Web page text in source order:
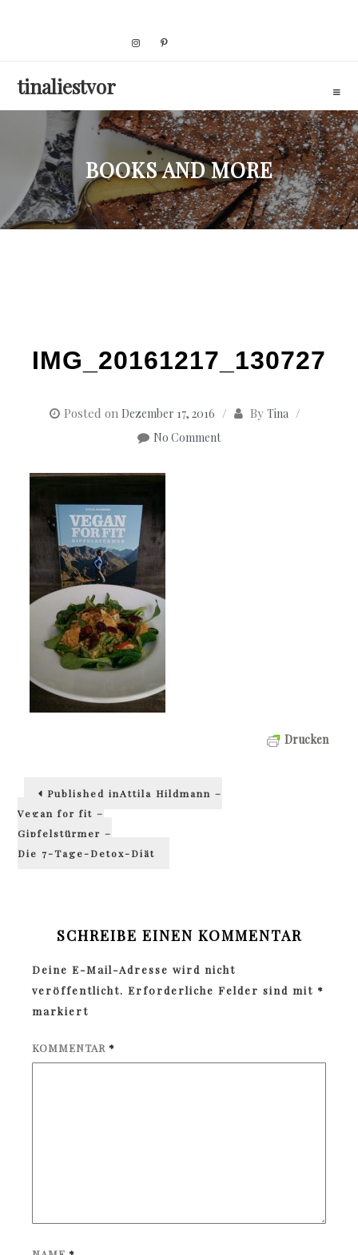
tinaliestvor
BOOKS AND MORE
IMG_20161217_130727
Posted on Dezember 17, 2016 By Tina
No Comment
Drucken
Beitragsnavigation
Published inAttila Hildmann –
Vegan for fit –
Gipfelstürmer –
Die 7-Tage-Detox-Diät
SCHREIBE EINEN KOMMENTAR
Deine E-Mail-Adresse wird nicht
veröffentlicht. Erforderliche Felder sind mit *
markiert
KOMMENTAR *